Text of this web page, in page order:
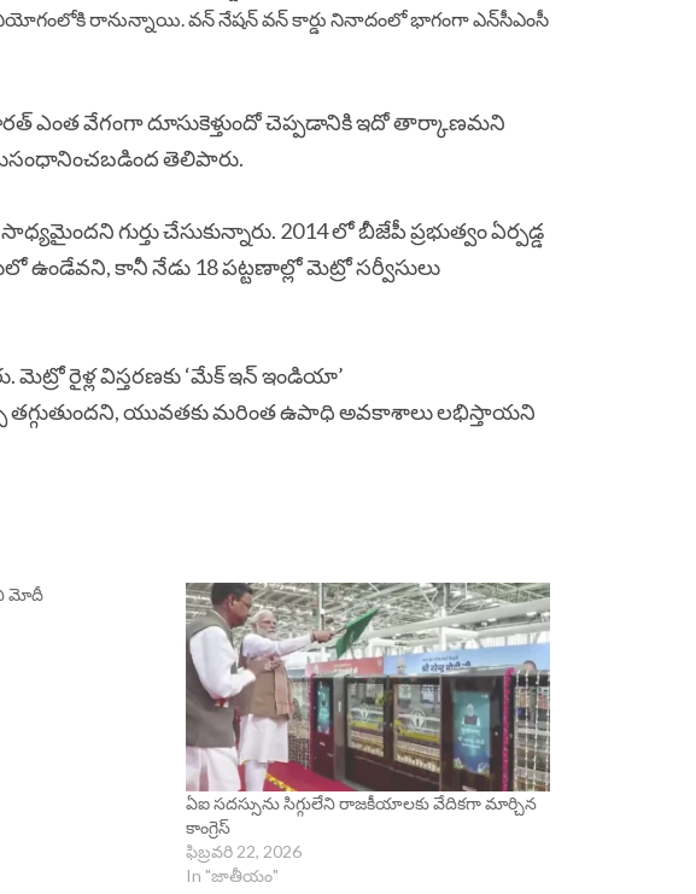
రానున్నాయి. వన్‌ నేషన్‌ వన్‌ కార్డు నినాదంలో భాగంగా ఎన్‌సీఎంసీ
ఎంత వేగంగా దూసుకెళ్తుందో చెప్పడానికి ఇదో తార్కాణమని
తెలిపారు.
గుర్తు చేసుకున్నారు. 2014 లో బీజేపీ ప్రభుత్వం ఏర్పడ్డ
కానీ నేడు 18 పట్టణాల్లో మెట్రో సర్వీసులు
రైళ్ల విస్తరణకు ‘మేక్ ఇన్ ఇండియా’
తగ్గుతుందని, యువతకు మరింత ఉపాధి అవకాశాలు లభిస్తాయని
మోదీ
ఏఐ సదస్సును సిగ్గులేని రాజకీయాలకు వేదికగా మార్చిన
కాంగ్రెస్
ఫిబ్రవరి 22, 2026
In "జాతీయం"